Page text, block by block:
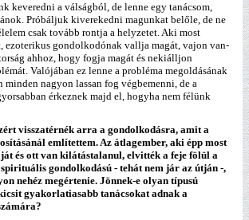
keveredni a válságból, de lenne egy tanácsom,
Próbáljuk kiverekedni magunkat belőle, de ne
csak tovább rontja a helyzetet. Aki most
ezoterikus gondolkodónak vallja magát, vajon van-
ahhoz, hogy fogja magát és nekiálljon
Valójában ez lenne a probléma megoldásának
minden nagyon lassan fog végbemenni, de a
érkeznek majd el, hogyha nem félünk
visszatérnék arra a gondolkodásra, amit a
említettem. Az átlagember, aki épp most
és ott van kilátástalanul, elvitték a feje fölül a
spirituális gondolkodású - tehát nem jár az útján -,
nehéz megértenie. Jönnek-e olyan típusú
gyakorlatiasabb tanácsokat adnak a